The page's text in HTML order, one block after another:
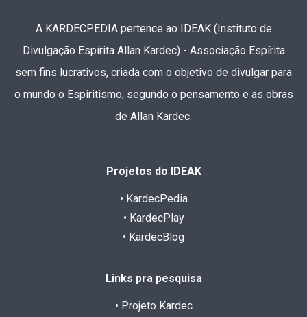
A KARDECPEDIA pertence ao IDEAK (Instituto de
Divulgação Espírita Allan Kardec) - Associação Espírita
sem fins lucrativos, criada com o objetivo de divulgar para
o mundo o Espiritismo, segundo o pensamento e as obras
de Allan Kardec.
Projetos do IDEAK
• KardecPedia
• KardecPlay
• KardecBlog
Links pra pesquisa
• Projeto Kardec